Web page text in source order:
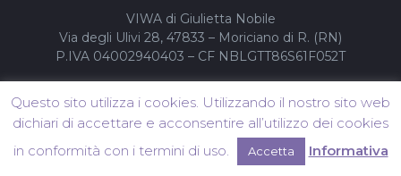
VIWA di Giulietta Nobile
Via degli Ulivi 28, 47833 – Moriciano di R. (RN)
P.IVA 04002940403 – CF NBLGTT86S61F052T
Questo sito utilizza i cookies. Utilizzando il nostro sito web
dichiari di accettare e acconsentire all’utilizzo dei cookies
in conformità con i termini di uso.
Accetta Informativa